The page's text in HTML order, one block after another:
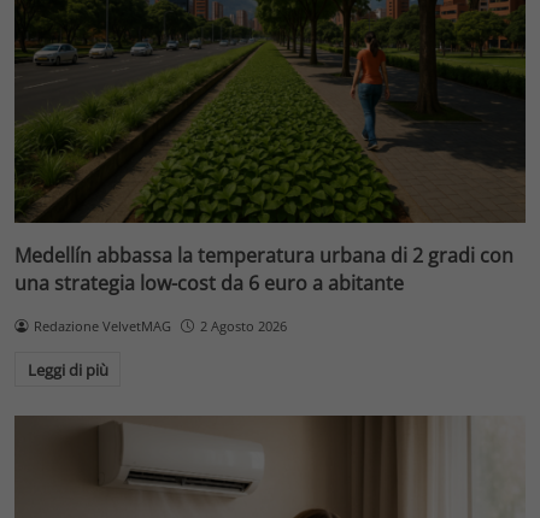
Medellín abbassa la temperatura urbana di 2 gradi con
una strategia low-cost da 6 euro a abitante
Redazione VelvetMAG 2 Agosto 2026
Leggi di più